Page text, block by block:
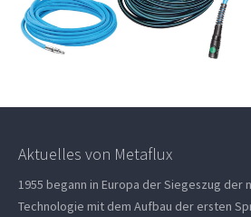
Aktuelles von Metaflux
1955 begann in Europa der Siegeszug der
Technologie mit dem Aufbau der ersten